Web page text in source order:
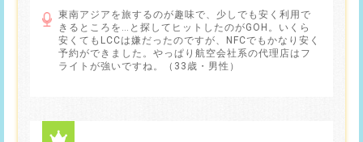
東南アジアを旅するのが趣味で、少しでも安く利用で
きるところを…と探してヒットしたのがGOH。いくら
安くてもLCCは嫌だったのですが、NFCでもかなり安く
予約ができました。やっぱり航空会社系の代理店はフ
ライトが強いですね。（33歳・男性）